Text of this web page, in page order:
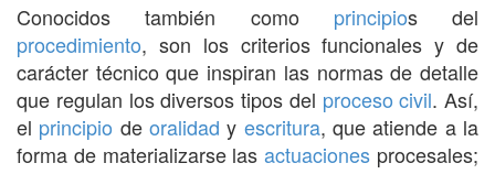
Conocidos también como principios del
procedimiento, son los criterios funcionales y de
carácter técnico que inspiran las normas de detalle
que regulan los diversos tipos del proceso civil. Así,
el principio deoralidad y escritura, que atiende a la
forma de materializarse lasactuaciones procesales;